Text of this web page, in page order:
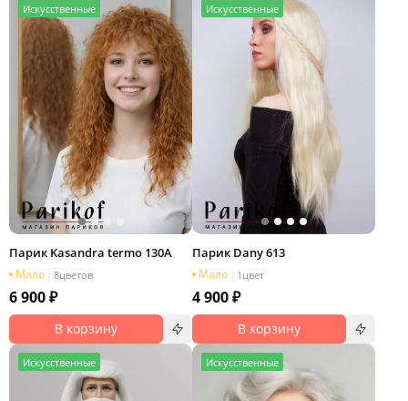
Искусственные
Парик Kasandra termo 130A
Мало 8цветов
6 900 ₽
В корзину
Искусственные
Парик Dany 613
Мало 1 цвет
4 900 ₽
В корзину
Искусственные Искусственные